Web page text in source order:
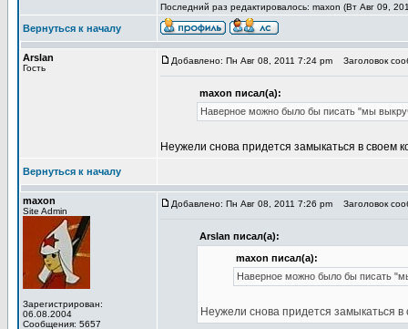
Последний раз редактировалось: maxon (Вт Авг 09,
Вернуться к началу
Arslan
Гость
Добавлено: Пн Авг 08, 2011 7:24 pm Заголовок
maxon писал(а):
Наверное можно было бы писать "мы
Неужели снова придется замыкаться в своем
Вернуться к началу
maxon
Site Admin
Зарегистрирован:
06.08.2004
Сообщения: 5657
Добавлено: Пн Авг 08, 2011 7:26 pm Заголовок
Arslan писал(а):
maxon писал(а):
Наверное можно было бы писать
Неужели снова придется замыкаться